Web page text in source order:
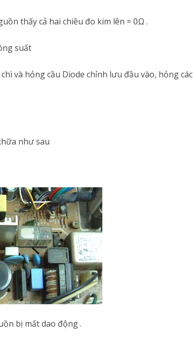
thấy cả hai chiều đo kim lên = 0Ω .
suất
và hỏng cầu Diode chỉnh lưu đầu vào, hỏng các
như sau
bị mất dao động .